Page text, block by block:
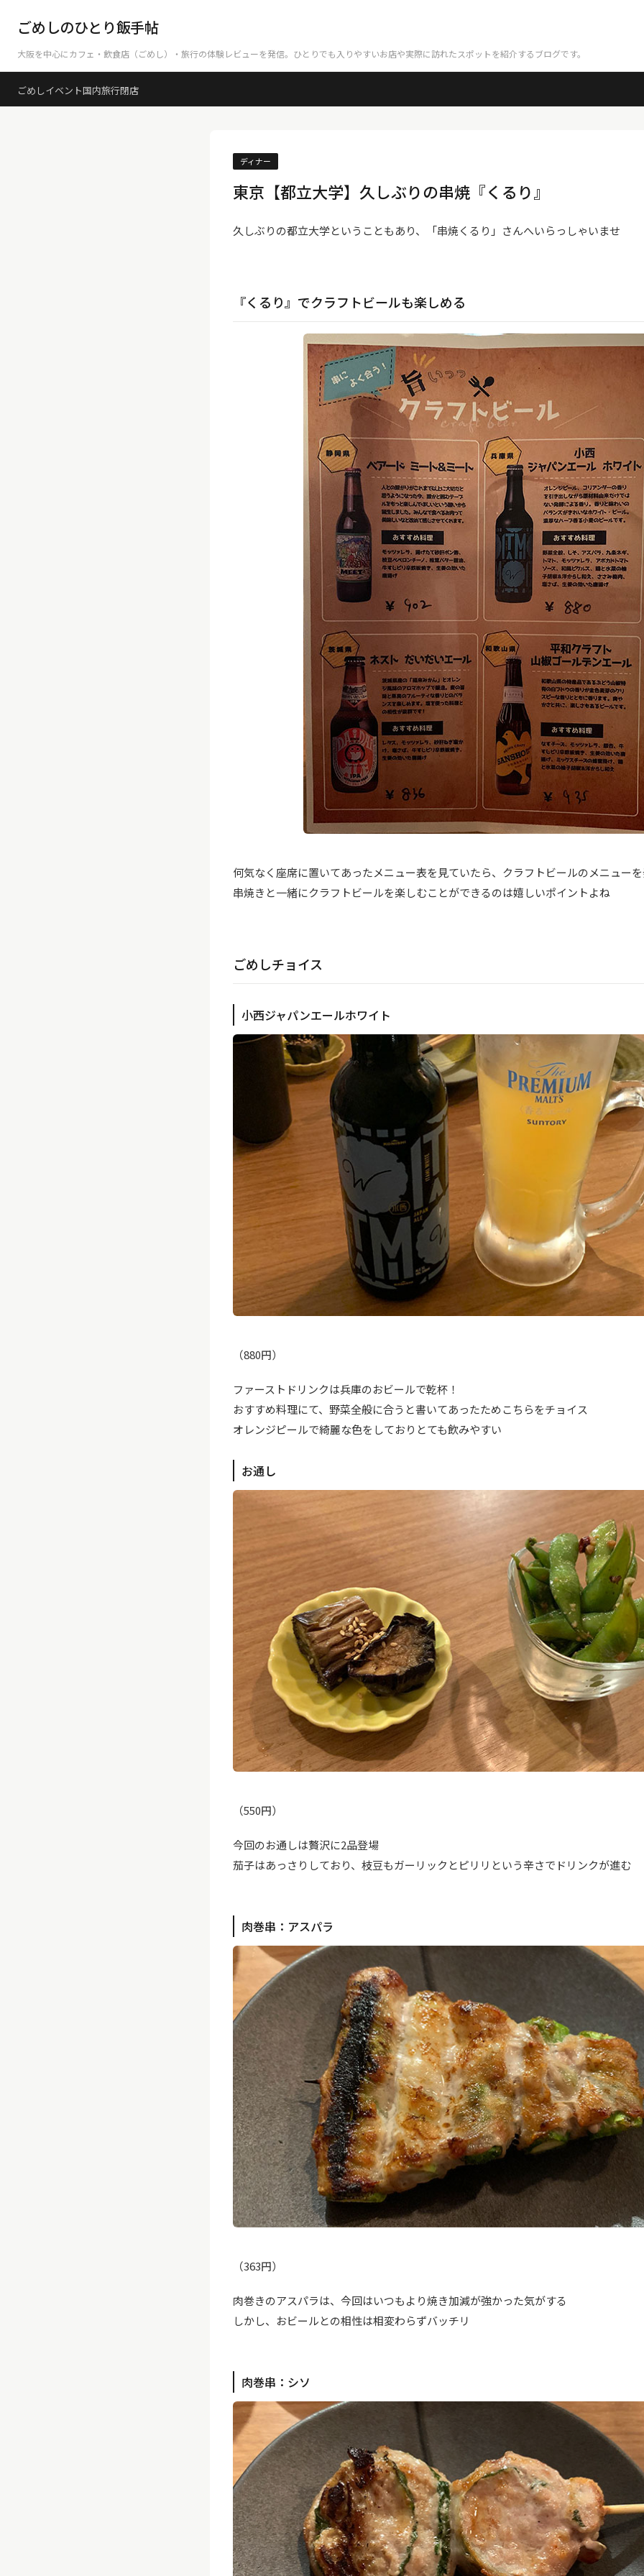
ごめしのひとり飯手帖
大阪を中心にカフェ・飲食店（ごめし）・旅行の体験レビューを発信。ひとりでも入りやすいお店や実際に訪れたスポットを紹介するブログです。
ごめしイベント国内旅行閉店
ディナー
東京【都立大学】久しぶりの串焼『くるり』
久しぶりの都立大学ということもあり、「串焼くるり」さんへいらっしゃいませ
『くるり』でクラフトビールも楽しめる
何気なく座席に置いてあったメニュー表を見ていたら、クラフトビールのメニュー
串焼きと一緒にクラフトビールを楽しむことができるのは嬉しいポイントよね
ごめしチョイス
小西ジャパンエールホワイト
（880円）
ファーストドリンクは兵庫のおビールで乾杯！
おすすめ料理にて、野菜全般に合うと書いてあったためこちらをチョイス
オレンジピールで綺麗な色をしておりとても飲みやすい
お通し
（550円）
今回のお通しは贅沢に2品登場
茄子はあっさりしており、枝豆もガーリックとピリリという辛さでドリンクが進む
肉巻串：アスパラ
（363円）
肉巻きのアスパラは、今回はいつもより焼き加減が強かった気がする
しかし、おビールとの相性は相変わらずバッチリ
肉巻串：シソ